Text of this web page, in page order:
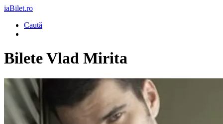
iaBilet.ro
Caută
BileteVlad Mirita